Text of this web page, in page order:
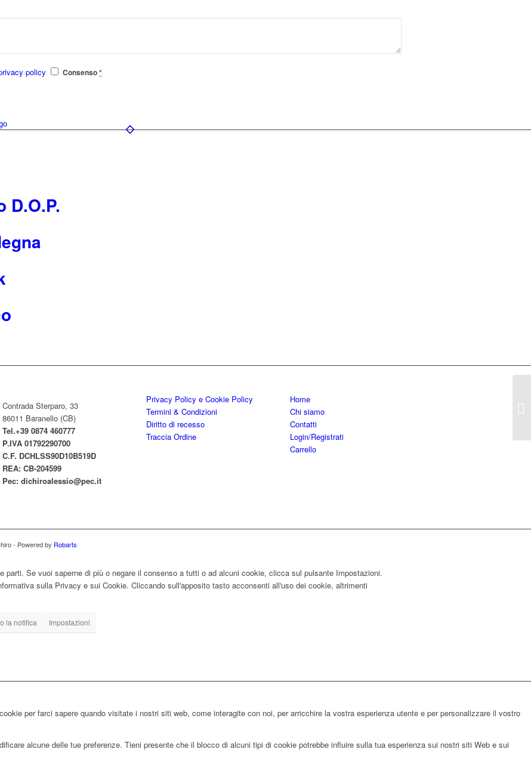
policy Consenso*
D.O.P.
Contrada Sterparo, 33
86011 Baranello (CB)
Tel.+39 0874 460777
P.IVA01792290700
C.F. DCHLSS90D10B519D
REA: CB-204599
Pec:dichiroalessio@pec.it
Privacy Policy e Cookie Policy
Termini & Condizioni
Diritto di recesso
Traccia Ordine
Home
Chi siamo
Contatti
Login/Registrati
Carrello
- Powered by Robarts
parti. Se vuoi saperne di più o negare il consenso a tutti o ad alcuni cookie, clicca sul pulsante Impostazioni.
sulla Privacy e sui Cookie. Cliccando sull'apposito tasto acconsenti all'uso dei cookie, altrimenti
la notifica Impostazioni
per farci sapere quando visitate i nostri siti web, come interagite con noi, per arricchire la vostra esperienza utente e per personalizzare il vostro
alcune delle tue preferenze. Tieni presente che il blocco di alcuni tipi di cookie potrebbe influire sulla tua esperienza sui nostri siti Web e sui